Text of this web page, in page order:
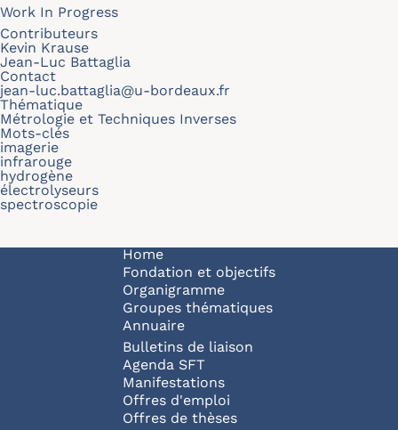
Work In Progress
Contributeurs
Kevin Krause
Jean-Luc Battaglia
Contact
jean-luc.battaglia@u-bordeaux.fr
Thématique
Métrologie et Techniques Inverses
Mots-clés
imagerie
infrarouge
hydrogène
électrolyseurs
spectroscopie
Navigation principale
Home
Fondation et objectifs
Organigramme
Groupes thématiques
Annuaire
Bulletins de liaison
Agenda SFT
Manifestations
Offres d'emploi
Offres de thèses